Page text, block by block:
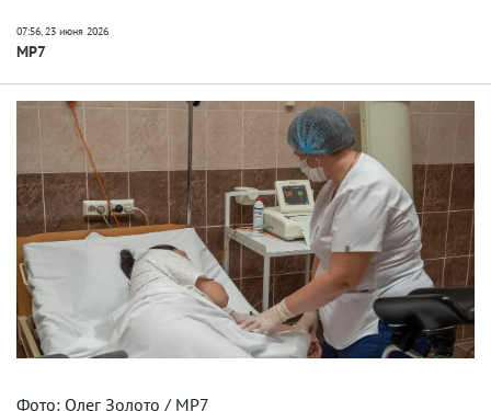
МР7
Фото: Олег Золото / МР7